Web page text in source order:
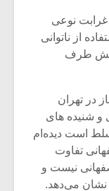
غرابت نوعی
از ناتوانی
طرف
در تهران
و شنیده های
است دیده‌ام
تفاوت
نیست و
نشان می‌دهد.